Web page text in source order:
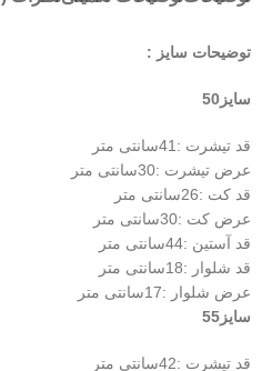
توضیحات سایز :
سایز50
قد تیشرت :41سانتی متر
عرض تیشرت :30سانتی متر
قد کت :26سانتی متر
عرض کت :30سانتی متر
قد آستین :44سانتی متر
قد شلوار :18سانتی متر
عرض شلوار :17سانتی متر
سایز55
قد تیشرت :42سانتی متر